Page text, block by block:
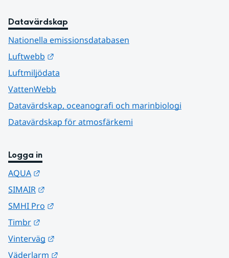
Datavärdskap
Nationella emissionsdatabasen
Luftwebb
Luftmiljödata
VattenWebb
Datavärdskap, oceanografi och marinbiologi
Datavärdskap för atmosfärkemi
Logga in
AQUA
SIMAIR
SMHI Pro
Timbr
Vinterväg
Väderlarm